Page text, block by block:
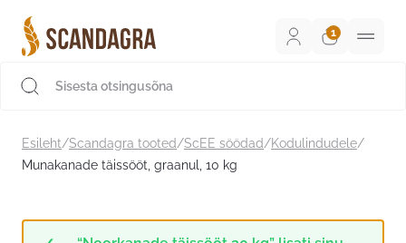
sisu
juurde
Esileht/Scandagra tooted/ScEE söödad/Kodulindudele/
Munakanade täissööt, graanul, 10 kg